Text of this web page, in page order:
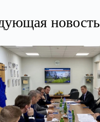
новость